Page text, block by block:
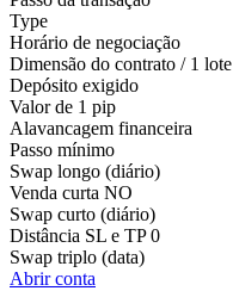
Type
Horário de negociação
Dimensão do contrato / 1 lote
Depósito exigido
Valor de 1 pip
Alavancagem financeira
Passo mínimo
Swap longo (diário)
Venda curta NO
Swap curto (diário)
Distância SL e TP 0
Swap triplo (data)
Abrir conta